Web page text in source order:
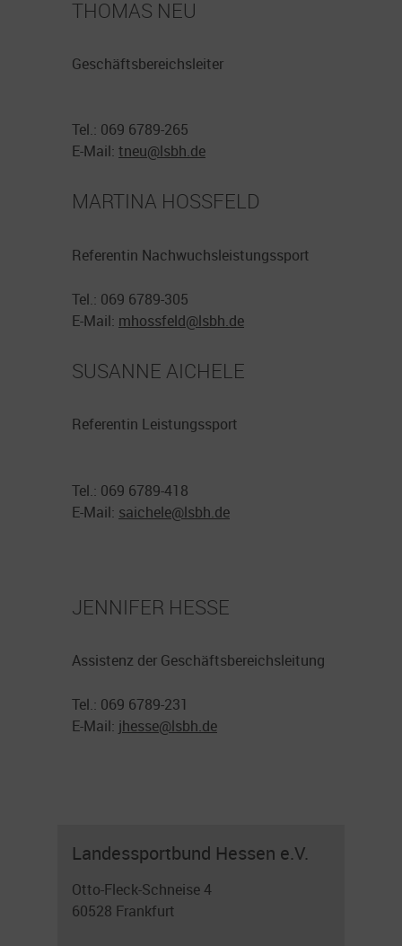
THOMAS NEU
Geschäftsbereichsleiter
Tel.: 069 6789-265
E-Mail: tneu@lsbh.de
MARTINA HOSSFELD
Referentin Nachwuchsleistungssport
Tel.: 069 6789-305
E-Mail: mhossfeld@lsbh.de
SUSANNE AICHELE
Referentin Leistungssport
Tel.: 069 6789-418
E-Mail: saichele@lsbh.de
JENNIFER HESSE
Assistenz der Geschäftsbereichsleitung
Tel.: 069 6789-231
E-Mail: jhesse@lsbh.de
Landessportbund Hessen e.V.
Otto-Fleck-Schneise 4
60528 Frankfurt